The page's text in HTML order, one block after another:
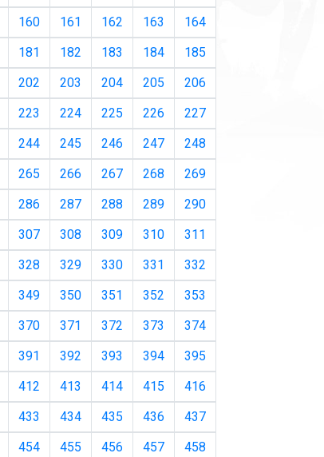
160 161 162 163
164
181 182 183 184
185
202 203 204 205
206
223 224 225 226
227
244 245 246 247
248
265 266 267 268
269
286 287 288 289
290
307 308 309 310
311
328 329 330 331
332
349 350 351 352
353
370 371 372 373
374
391 392 393 394
395
412 413 414 415
416
433 434 435 436
437
454 455 456 457
458